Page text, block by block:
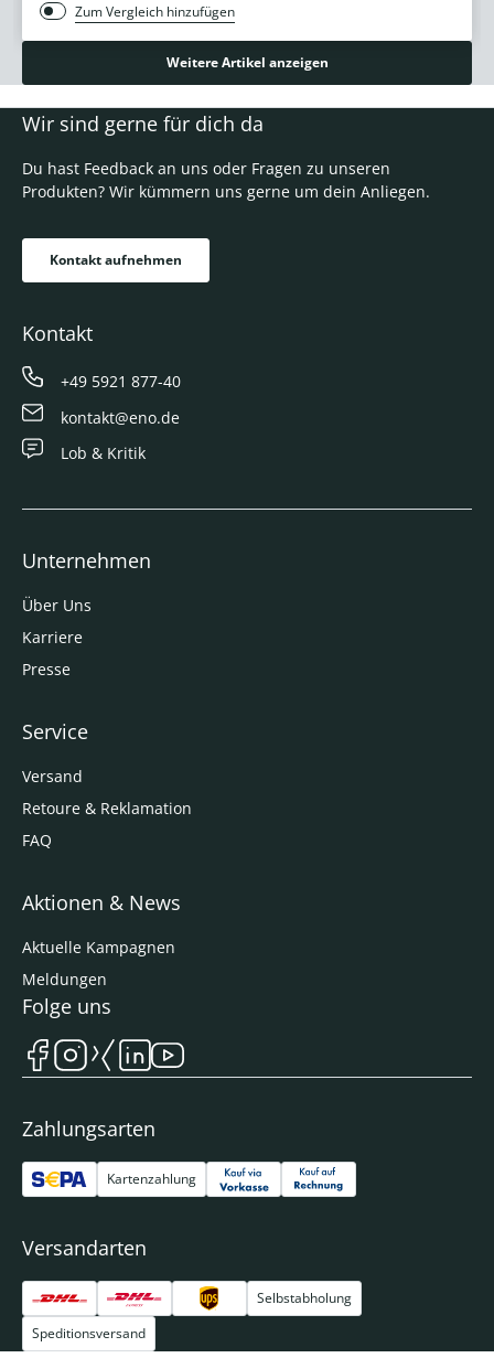
Zum Vergleich hinzufügen
Weitere Artikel anzeigen
Wir sind gerne für dich da
Du hast Feedback an uns oder Fragen zu unseren
Produkten? Wir kümmern uns gerne um dein Anliegen.
Kontakt aufnehmen
Kontakt
+49 5921 877-40
kontakt@eno.de
Lob & Kritik
Unternehmen
Über Uns
Karriere
Presse
Service
Versand
Retoure & Reklamation
FAQ
Aktionen & News
Aktuelle Kampagnen
Meldungen
Zahlungsarten
Kartenzahlung
Versandarten
Selbstabholung
Speditionsversand
Folge uns